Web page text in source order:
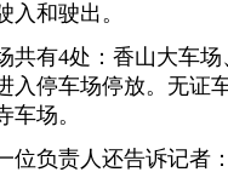
入和驶出。
有4处：香山大车场
入停车场停放。无证
车场。
负责人还告诉记者